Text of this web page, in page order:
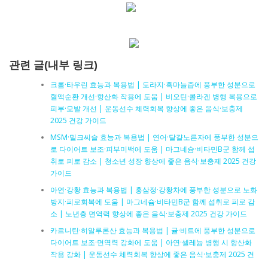
관련 글(내부 링크)
크롬·타우린 효능과 복용법 | 도라지·흑마늘즙에 풍부한 성분으로
혈액순환 개선·항산화 작용에 도움 | 비오틴·콜라겐 병행 복용으로
피부·모발 개선 | 운동선수 체력회복 향상에 좋은 음식·보충제
2025 건강 가이드
MSM·밀크씨슬 효능과 복용법 | 연어·달걀노른자에 풍부한 성분으
로 다이어트 보조·피부미백에 도움 | 마그네슘·비타민B군 함께 섭
취로 피로 감소 | 청소년 성장 향상에 좋은 음식·보충제 2025 건강
가이드
아연·강황 효능과 복용법 | 홍삼정·강황차에 풍부한 성분으로 노화
방지·피로회복에 도움 | 마그네슘·비타민B군 함께 섭취로 피로 감
소 | 노년층 면역력 향상에 좋은 음식·보충제 2025 건강 가이드
카르니틴·히알루론산 효능과 복용법 | 귤·비트에 풍부한 성분으로
다이어트 보조·면역력 강화에 도움 | 아연·셀레늄 병행 시 항산화
작용 강화 | 운동선수 체력회복 향상에 좋은 음식·보충제 2025 건